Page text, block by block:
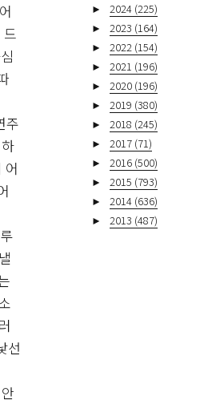
주
어
선
►
2024 (225)
►
2023 (164)
►
2022 (154)
►
2021 (196)
►
2020 (196)
►
2019 (380)
►
2018 (245)
►
2017 (71)
►
2016 (500)
►
2015 (793)
►
2014 (636)
►
2013 (487)